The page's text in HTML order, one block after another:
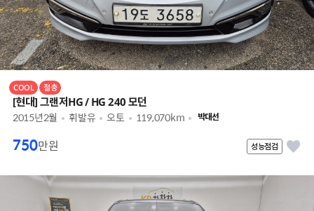
COOL 절충
[현대] 그랜저HG / HG 240 모던
2015년2월 휘발유 오토 119,070km 박대선
성능점검
750만원